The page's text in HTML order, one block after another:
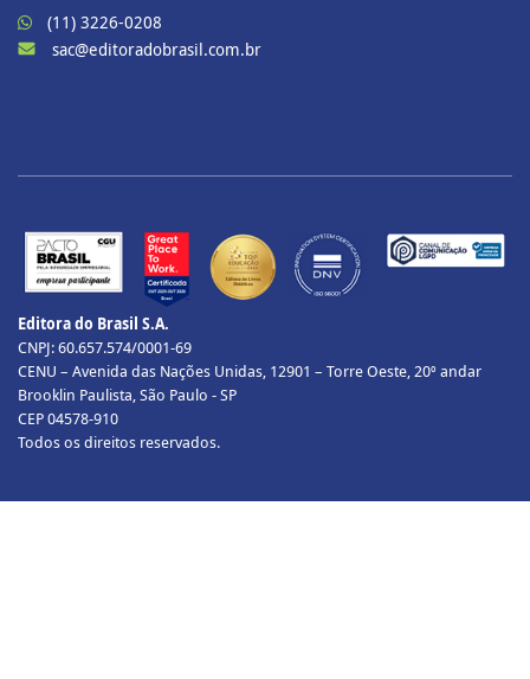
(11) 3226-0208
sac@editoradobrasil.com.br
Editora do Brasil S.A.
CNPJ: 60.657.574/0001-69
CENU – Avenida das Nações Unidas, 12901 – Torre Oeste, 20º andar
Brooklin Paulista, São Paulo - SP
CEP 04578-910
Todos os direitos reservados.